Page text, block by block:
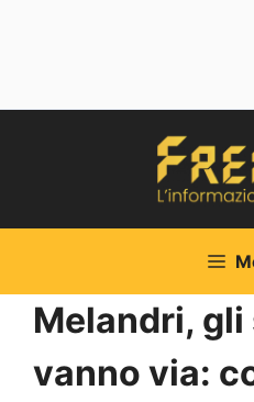
Melandri,
vanno via: